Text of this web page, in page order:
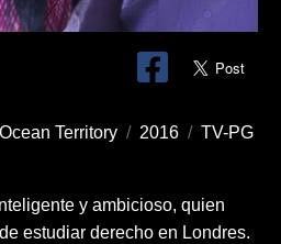
Territory / 2016 / TV-PG
y ambicioso, quien
estudiar derecho en Londres.